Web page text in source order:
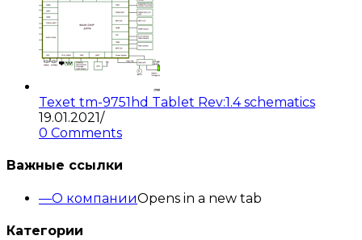
Texet tm-9751hd Tablet Rev:1.4 schematics
19.01.2021/
0 Comments
Важные ссылки
О компанииOpens in a new tab
Категории